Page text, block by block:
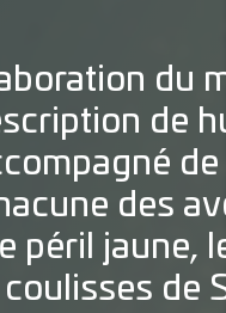
du
de
des
péril jaune,
de